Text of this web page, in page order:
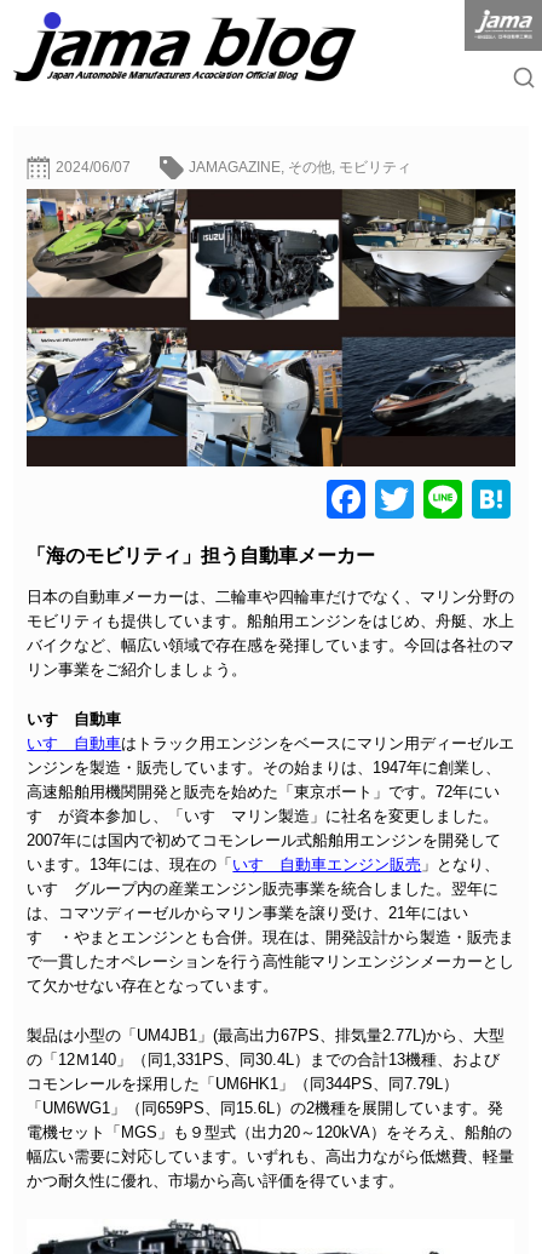
2024/06/07 JAMAGAZINE その他 モビリティ
Facebook
Twitter
Line
「海のモビリティ」担う自動車メーカー
日本の自動車メーカーは、二輪車や四輪車だけでなく、マリン分野の
モビリティも提供しています。船舶用エンジンをはじめ、舟艇、水上
バイクなど、幅広い領域で存在感を発揮しています。今回は各社のマ
リン事業をご紹介しましょう。
いすゞ自動車
いすゞ自動車はトラック用エンジンをベースにマリン用ディーゼルエ
ンジンを製造・販売しています。その始まりは、1947年に創業し、
高速船舶用機関開発と販売を始めた「東京ボート」です。72年にい
すゞが資本参加し、「いすゞマリン製造」に社名を変更しました。
2007年には国内で初めてコモンレール式船舶用エンジンを開発して
います。13年には、現在の「 いすゞ自動車エンジン販売 」となり、
いすゞグループ内の産業エンジン販売事業を統合しました。翌年に
は、コマツディーゼルからマリン事業を譲り受け、21年にはい
すゞ・やまとエンジンとも合併。現在は、開発設計から製造・販売ま
で一貫したオペレーションを行う高性能マリンエンジンメーカーとし
て欠かせない存在となっています。
製品は小型の「UM4JB1」(最高出力67PS、排気量2.77L)から、大型
の「12Ｍ140」（同1,331PS、同30.4L）までの合計13機種、および
コモンレールを採用した「UM6HK1」（同344PS、同7.79L）
「UM6WG1」（同659PS、同15.6L）の2機種を展開しています。発
電機セット「MGS」も９型式（出力20～120kVA）をそろえ、船舶の
幅広い需要に対応しています。いずれも、高出力ながら低燃費、軽量
かつ耐久性に優れ、市場から高い評価を得ています。